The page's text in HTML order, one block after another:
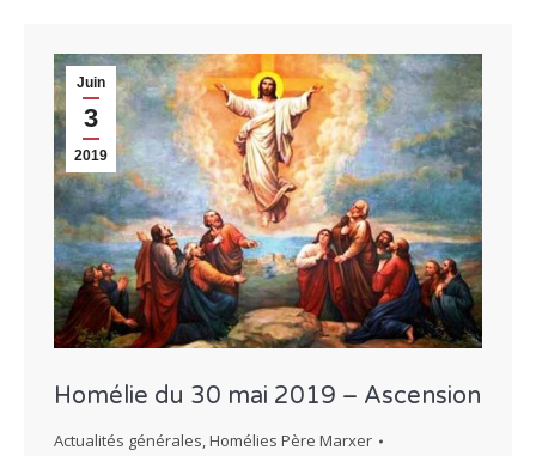
Juin
3
2019
Homélie du 30 mai 2019 – Ascension
Actualités générales,Homélies Père Marxer